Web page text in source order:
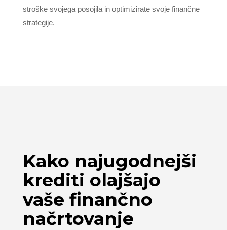
stroške svojega posojila in optimizirate svoje finančne
strategije.
Kako najugodnejši
krediti olajšajo
vaše finančno
načrtovanje